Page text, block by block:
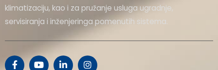
klimatizaciju, kao i za pružanje usluga ugradnje,
servisiranja i inženjeringa pomenutih sistema.